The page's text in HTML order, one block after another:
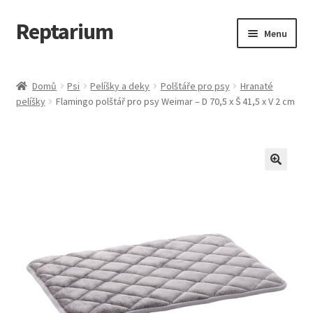
Přeskočit
na
Přejít
k
webu
Reptarium Menu
Košík
Pokladna
Vše pro kočky
Domů Psi Pelíšky a deky Polštáře pro psy
Hranaté
pelíšky
Flamingo polštář pro psy Weimar – D 70,5 x Š 41,5 x V 2 cm